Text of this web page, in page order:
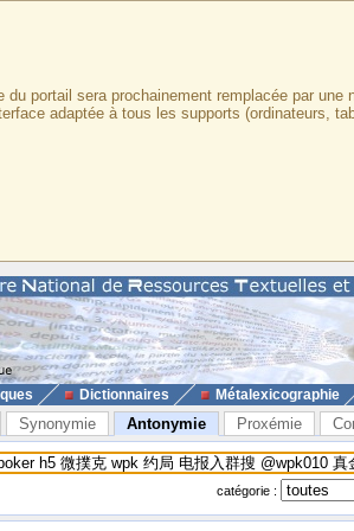
portail sera prochainement remplacée par une
adaptée à tous les supports (ordinateurs,
Dictionnaires Métalexicographie
Synonymie Antonymie Proxémie
catégorie :